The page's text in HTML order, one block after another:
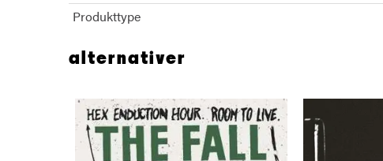
Produkttype
alternativer